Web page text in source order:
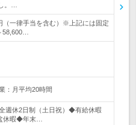
。…
（一律手当を含む）※上記には固定
：月平均20時間
週休2日制（土日祝）◆有給休暇
休暇◆年末…